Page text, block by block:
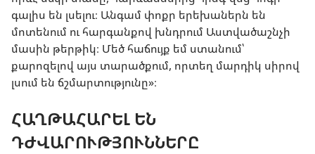
գալիս են լսելու։ Անգամ փոքր երեխաներն են
մոտենում ու հարգանքով խնդրում Աստվածաշնչի
մասին թերթիկ։ Մեծ հաճույք եմ ստանում՝
քարոզելով այս տարածքում, որտեղ մարդիկ սիրով
լսում են ճշմարտությունը»։
ՀԱՂԹԱՀԱՐԵԼ ԵՆ
ԴԺՎԱՐՈՒԹՅՈՒՆՆԵՐԸ